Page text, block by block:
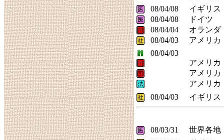
08/04/08
イギリス
08/04/08
ドイツ
08/04/04
オランダ
08/04/03
アメリカ
08/04/03
アメリカ
アメリカ
アメリカ
08/04/03
イギリス
08/03/31
世界各地